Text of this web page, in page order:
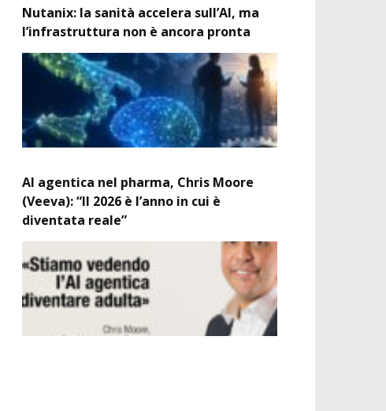
Nutanix: la sanità accelera sull’AI, ma
l’infrastruttura non è ancora pronta
AI agentica nel pharma, Chris Moore
(Veeva): “Il 2026 è l’anno in cui è
diventata reale”